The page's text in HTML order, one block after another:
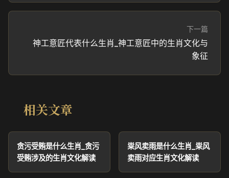
下一篇
神工意匠代表什么生肖_神工意匠中的生肖文化与
象征
相关文章
贪污受贿是什么生肖_贪污
受贿涉及的生肖文化解读
粜风卖雨是什么生肖_粜风
卖雨对应生肖文化解读